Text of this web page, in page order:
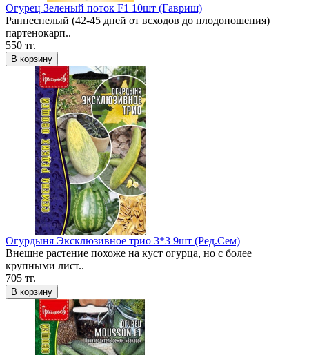
Огурец Зеленый поток F1 10шт (Гавриш)
Раннеспелый (42-45 дней от всходов до плодоношения)
партенокарп..
550 тг.
В корзину
Огурдыня Эксклюзивное трио 3*3 9шт (Ред.Сем)
Внешне растение похоже на куст огурца, но с более
крупными лист..
705 тг.
В корзину